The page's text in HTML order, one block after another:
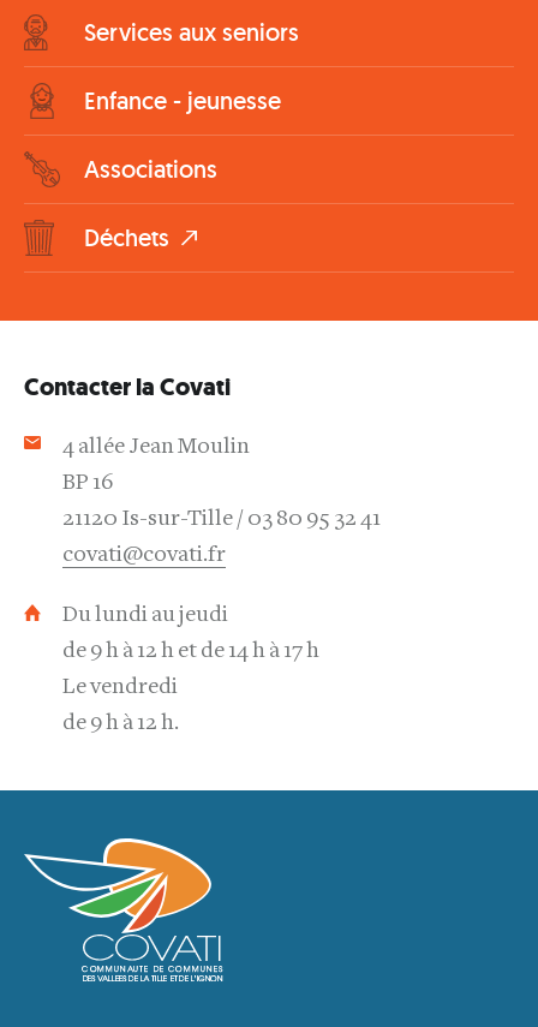
Services aux seniors
Enfance - jeunesse
Associations
Déchets
Contacter la Covati
4 allée Jean Moulin
BP 16
21120 Is-sur-Tille
03 80 95 32 41
covati@covati.fr
Du lundi au jeudi
de 9 h à 12 h et de 14 h à 17 h
Le vendredi
de 9 h à 12 h.